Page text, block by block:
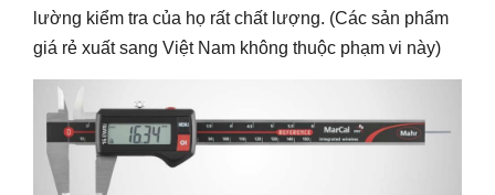
lường kiểm tra của họ rất chất lượng. (Các sản phẩm
giá rẻ xuất sang Việt Nam không thuộc phạm vi này)